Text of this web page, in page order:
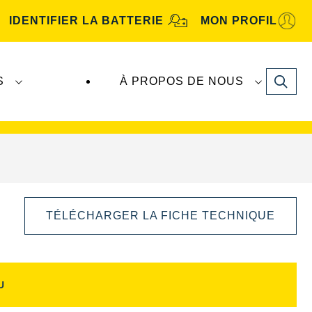
IDENTIFIER LA BATTERIE MON PROFIL
À PROPOS DE NOUS Search
TÉLÉCHARGER LA FICHE TECHNIQUE